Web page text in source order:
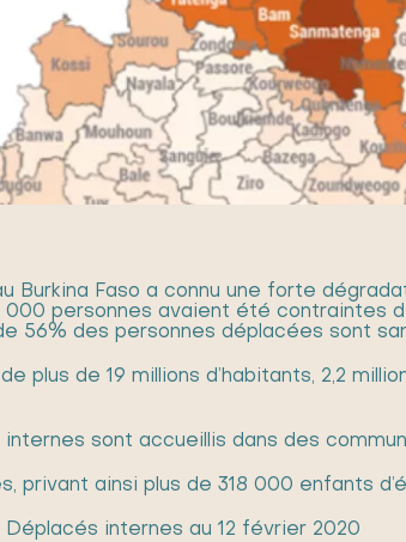
Burkina Faso a connu une forte
000 personnes avaient été contraintes
56% des personnes déplacées sont
plus de 19 millions d’habitants, 2,2
sont accueillis dans des
privant ainsi plus de 318 000 enfants
internes au 12 février 2020